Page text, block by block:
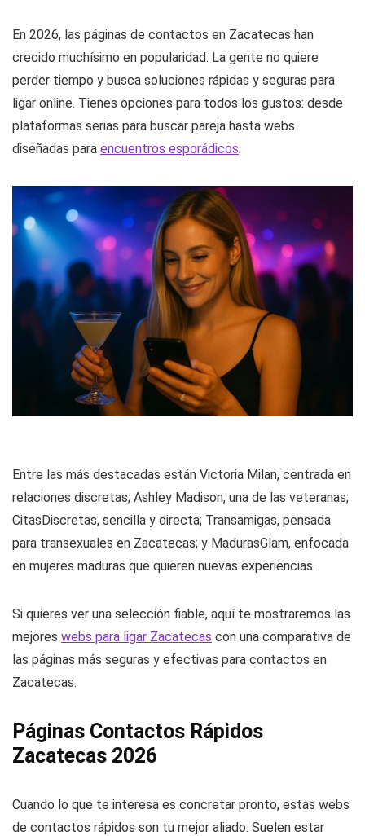
En 2026, las páginas de contactos en Zacatecas han
crecido muchísimo en popularidad. La gente no quiere
perder tiempo y busca soluciones rápidas y seguras para
ligar online. Tienes opciones para todos los gustos: desde
plataformas serias para buscar pareja hasta webs
diseñadas para encuentros esporádicos.
Entre las más destacadas están Victoria Milan, centrada en
relaciones discretas; Ashley Madison, una de las veteranas;
CitasDiscretas, sencilla y directa; Transamigas, pensada
para transexuales en Zacatecas; y MadurasGlam, enfocada
en mujeres maduras que quieren nuevas experiencias.
Si quieres ver una selección fiable, aquí te mostraremos las
mejores webs para ligar Zacatecas con una comparativa de
las páginas más seguras y efectivas para contactos en
Zacatecas.
Páginas Contactos Rápidos
Zacatecas 2026
Cuando lo que te interesa es concretar pronto, estas webs
de contactos rápidos son tu mejor aliado. Suelen estar